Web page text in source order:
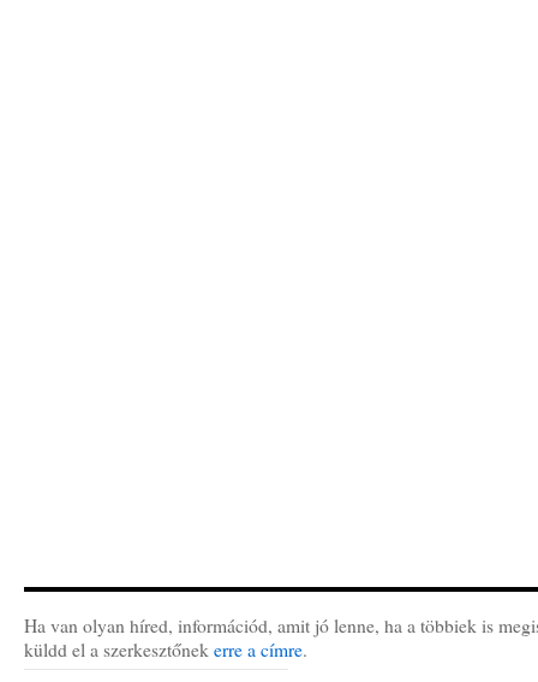
Ha van olyan híred, információd, amit jó lenne, ha a többiek is
küldd el a szerkesztőnek erre a címre.